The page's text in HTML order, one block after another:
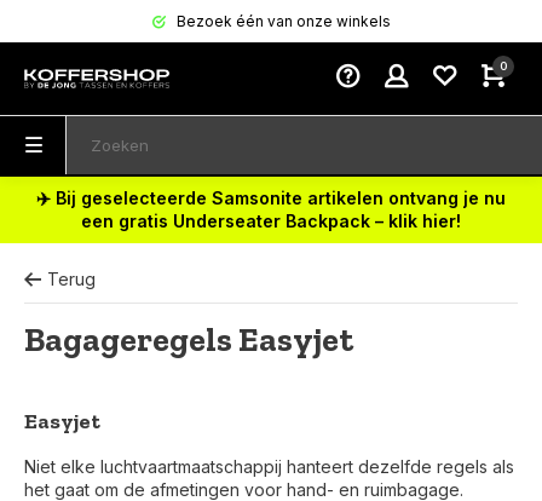
Bezoek één van onze winkels
0
✈️ Bij geselecteerde Samsonite artikelen ontvang je nu
een gratis Underseater Backpack – klik hier!
Terug
Bagageregels Easyjet
Easyjet
Niet elke luchtvaartmaatschappij hanteert dezelfde regels als
het gaat om de afmetingen voor hand- en ruimbagage.